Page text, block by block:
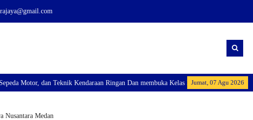
Jumat, 07 Agu 2026
Dan membuka Kelas Industri: Axioo Class Program (TKJ), dan Excellent Perhotelan
Nusantara Medan